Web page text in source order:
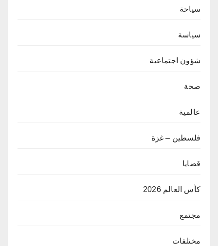
سياحة
سياسة
شؤون اجتماعية
صحة
عالمية
فلسطين – غزة
قضايا
كأس العالم 2026
مجتمع
مختلفات